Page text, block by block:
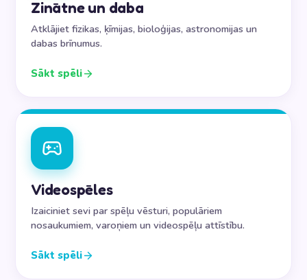
Zinātne un daba
Atklājiet fizikas, ķīmijas, bioloģijas, astronomijas un
dabas brīnumus.
Sākt spēli
Videospēles
Izaiciniet sevi par spēļu vēsturi, populāriem
nosaukumiem, varoņiem un videospēļu attīstību.
Sākt spēli